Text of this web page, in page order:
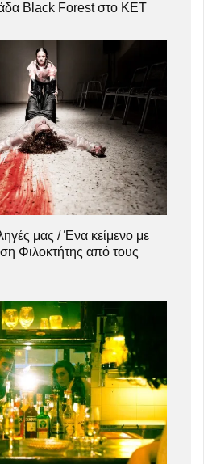
Black Forest στο ΚΕΤ
μας / Ένα κείμενο με
Φιλοκτήτης από τους